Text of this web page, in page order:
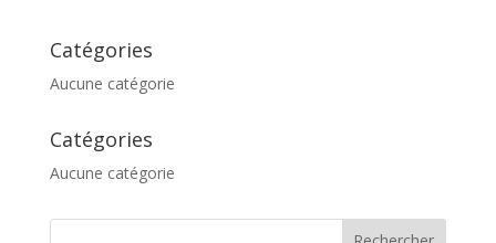
Catégories
Aucune catégorie
Catégories
Aucune catégorie